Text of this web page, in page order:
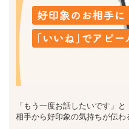
「もう一度お話したいです」と
相手から好印象の気持ちが伝わ